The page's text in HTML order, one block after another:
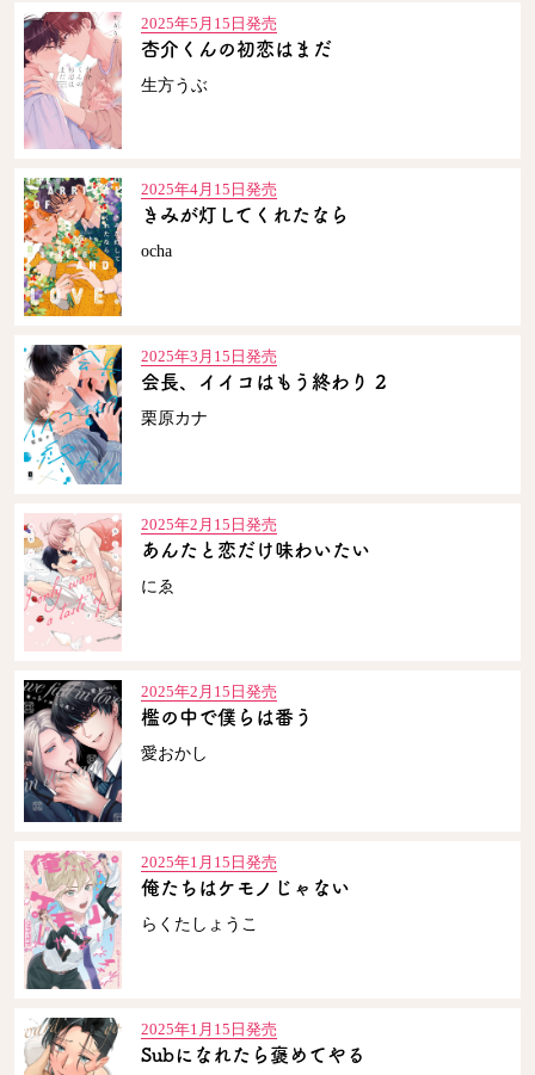
2025年5月15日発売
杏介くんの初恋はまだ
生方うぶ
2025年4月15日発売
きみが灯してくれたなら
ocha
2025年3月15日発売
会長、イイコはもう終わり 2
栗原カナ
2025年2月15日発売
あんたと恋だけ味わいたい
にゑ
2025年2月15日発売
檻の中で僕らは番う
愛おかし
2025年1月15日発売
俺たちはケモノじゃない
らくたしょうこ
2025年1月15日発売
Subになれたら褒めてやる